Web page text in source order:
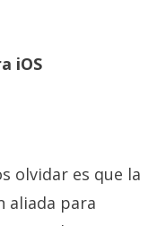
iOS
olvidar es que la
aliada para